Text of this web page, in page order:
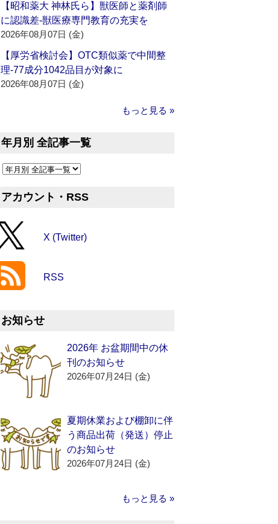
【昭和薬大 神林氏ら】獣医師と薬剤師
に認識差‐獣医療専門教育の充実を
2026年08月07日 (金)
【厚労省検討会】OTC類似薬で中間整
理‐77成分1042品目が対象に
2026年08月07日 (金)
もっと見る »
年月別 全記事一覧
アカウント・RSS
X (Twitter)
RSS
お知らせ
2026年 お盆期間中の休
刊のお知らせ
2026年07月24日 (金)
夏期休業および棚卸に伴
う商品出荷（発送）停止
のお知らせ
2026年07月24日 (金)
もっと見る »